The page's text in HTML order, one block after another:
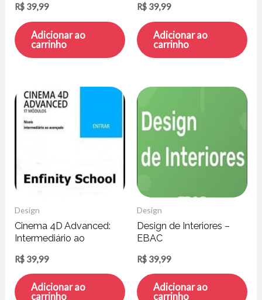
R$ 39,99
Adicionar ao
carrinho
R$ 39,99
Adicionar ao
carrinho
Design
Cinema 4D Advanced:
Intermediário ao
R$ 39,99
Adicionar ao
carrinho
Design
Design de Interiores –
EBAC
R$ 39,99
Adicionar ao
carrinho